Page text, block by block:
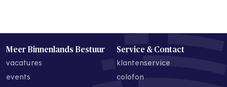
Meer Binnenlands Bestuur
vacatures
events
Service & Contact
klantenservice
colofon